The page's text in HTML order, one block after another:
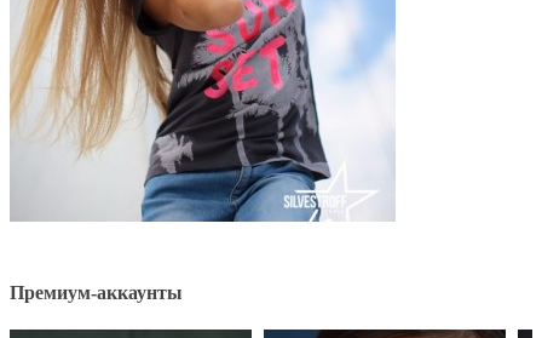
Премиум-аккаунты